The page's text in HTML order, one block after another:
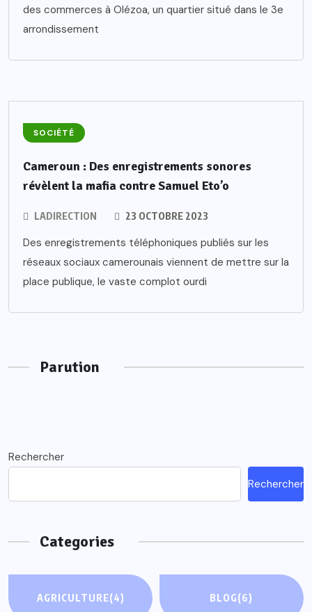
des commerces à Olézoa, un quartier situé dans le 3e
arrondissement
SOCIÉTÉ
Cameroun : Des enregistrements sonores
révèlent la mafia contre Samuel Eto’o
LADIRECTION 23 OCTOBRE 2023
Des enregistrements téléphoniques publiés sur les
réseaux sociaux camerounais viennent de mettre sur la
place publique, le vaste complot ourdi
Parution
Rechercher
Rechercher
Categories
AGRICULTURE(4) BLOG(6)